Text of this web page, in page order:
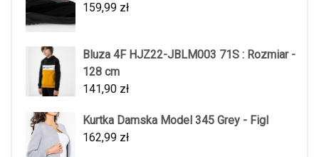
159,99 zł
Bluza 4F HJZ22-JBLM003 71S : Rozmiar -
128 cm
141,90 zł
Kurtka Damska Model 345 Grey - Figl
162,99 zł